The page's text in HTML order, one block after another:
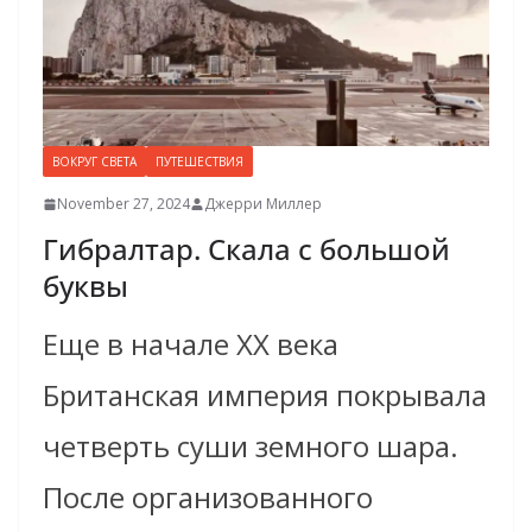
ВОКРУГ СВЕТА ПУТЕШЕСТВИЯ
November 27, 2024 Джерри Миллер
Гибралтар. Скала с большой
буквы
Еще в начале XX века
Британская империя покрывала
четверть суши земного шара.
После организованного